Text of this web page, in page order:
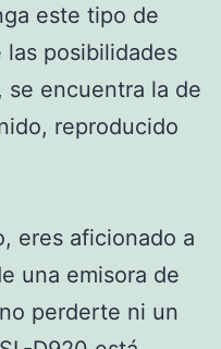
este tipo de
posibilidades
se encuentra la de
reproducido
eres aficionado a
una emisora de
perderte ni un